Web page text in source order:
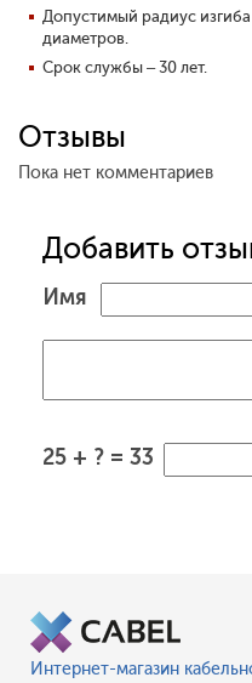
Допустимый радиус
диаметров.
Срок службы – 30 лет.
Отзывы
Пока нет комментариев
Добавить
Имя
25 + ? = 33
Интернет-магазин